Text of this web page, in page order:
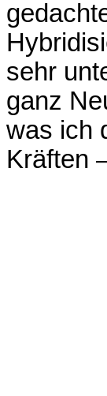
sehr
ganz
was ich
Kräften